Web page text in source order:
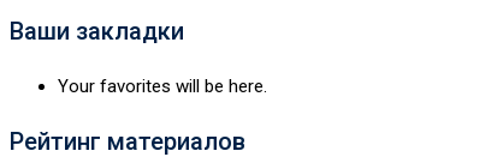
Ваши закладки
Your favorites will be here.
Рейтинг материалов